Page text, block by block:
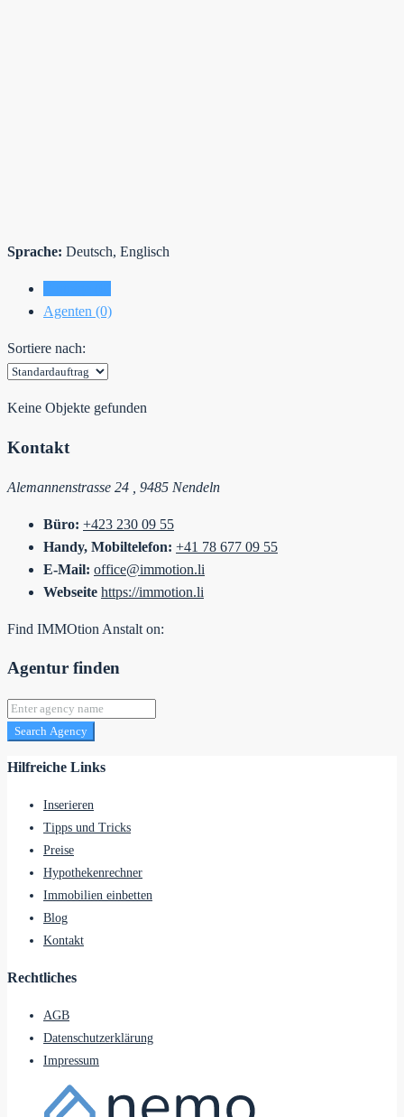
Sprache: Deutsch, Englisch
Agenten (0)
Sortiere nach:
Keine Objekte gefunden
Kontakt
Alemannenstrasse 24 , 9485 Nendeln
Büro: +423 230 09 55
Handy, Mobiltelefon: +41 78 677 09 55
E-Mail: office@immotion.li
Webseite https://immotion.li
Find IMMOtion Anstalt on:
Agentur finden
Search Agency
Hilfreiche Links
Inserieren
Tipps und Tricks
Preise
Hypothekenrechner
Immobilien einbetten
Blog
Kontakt
Rechtliches
AGB
Datenschutzerklärung
Impressum